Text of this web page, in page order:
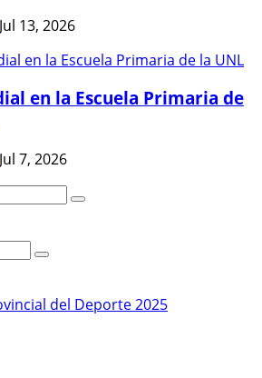
Jul 13, 2026
en la Escuela Primaria de
Jul 7, 2026
del Deporte 2025